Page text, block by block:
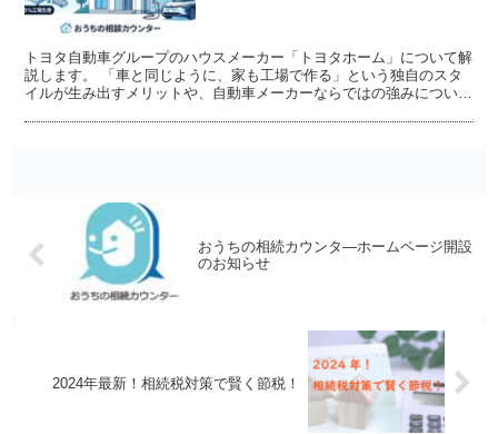
トヨタ自動車グループのハウスメーカー「トヨタホーム」について解
説します。 「車と同じように、家も工場で作る」という独自のスタ
イルが生み出すメリットや、自動車メーカーならではの強みについて
おうちの相続カウンタ―ホームページ開設
のお知らせ
2024年最新！相続税対策で賢く節税！